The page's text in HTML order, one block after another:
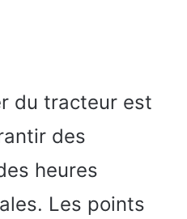
du tracteur est
des
heures
Les points